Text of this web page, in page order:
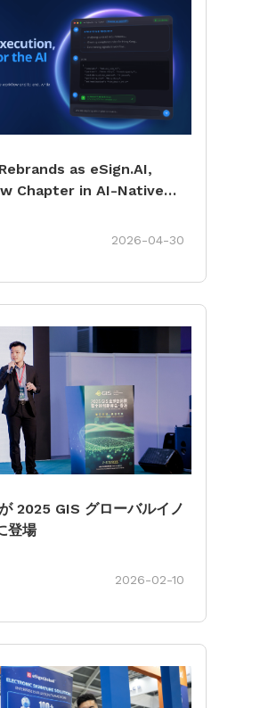
as eSign.AI,
Chapter in AI-Native
2026-04-30
2025 GIS グローバルイノ
登場
2026-02-10